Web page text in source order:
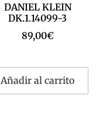
DANIEL KLEIN
DK.1.14099-3
89,00€
Añadir al carrito